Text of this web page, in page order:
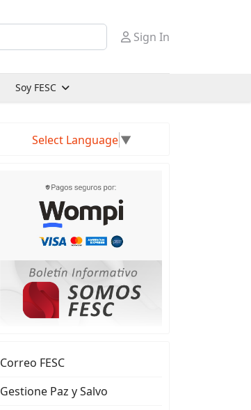
Sign In
Soy FESC
Select Language ▼
Correo FESC
Gestione Paz y Salvo